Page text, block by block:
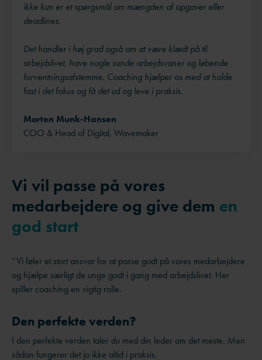
ikke kun er et spørgsmål om mængden af opgaver eller
deadlines.
Det handler i høj grad også om at være klædt på til
arbejdslivet, have nogle sunde arbejdsvaner og løbende
forventningsafstemme. Coaching hjælper os med at holde
fast i det fokus og få det ud og leve i praksis.
Morten Munk-Hansen
COO & Head of Digital, Wavemaker
Vi vil passe på vores
medarbejdere og give dem en
god start
“Vi føler et stort ansvar for at passe godt på vores medarbejdere
og hjælpe særligt de unge godt i gang med arbejdslivet. Her
spiller coaching en vigtig rolle.
Den perfekte verden?
I den perfekte verden taler du med din leder om det meste. Men
sådan fungerer det jo ikke altid i praksis.